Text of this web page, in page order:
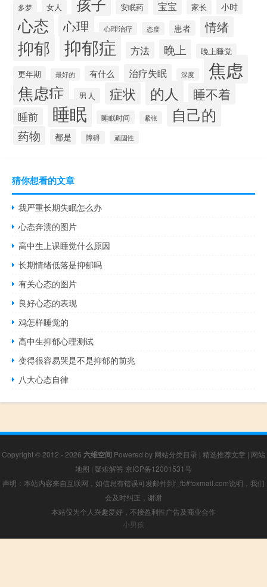
多梦 女人 安眠药 宝宝 家长 小时
心态 心理 心理治疗 态度 患者 情绪
抑郁 抑郁症 方法 晚上
晚上睡觉
更年期
最好的 有什么 治疗失眠 深度 焦虑
焦虑症 男人 症状 的人 睡不着
睡前 睡眠 睡眠时间 紧张 自己的
药物 都是 障碍 顽固性
猜你想看的文章
我严重长期失眠怎么办
心态奔溃的图片
高中生上课睡觉什么原因
长期情绪低落是抑郁吗
有关心态的图片
良好心态的表现
鸡怎样睡觉的
高中生抑郁心理测试
变得很容易哭是不是抑郁的前兆
八大心态自律
Copyright © 2012 - 2026 六维空间 Powered by 网站分类目录 | 精选推荐文章 | 网站
地图 | 疑难解答 京ICP备12001531号
声明：本站内容来自互联网，如信息有错误可发邮件到f_fb#foxmail.com说明，我们
会及时纠正，谢谢
本站仅为个人兴趣爱好，不接盈利性广告及商业合作
小男孩